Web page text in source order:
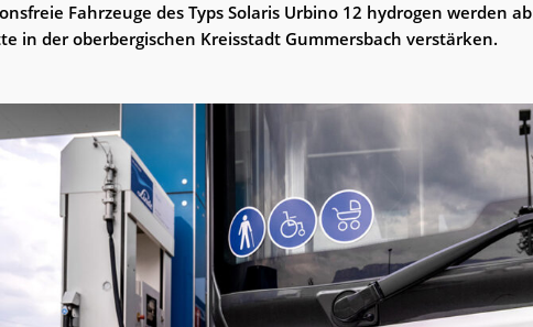
Fahrzeuge des Typs Solaris Urbino 12 hydrogen werden ab
in der oberbergischen Kreisstadt Gummersbach verstärken.